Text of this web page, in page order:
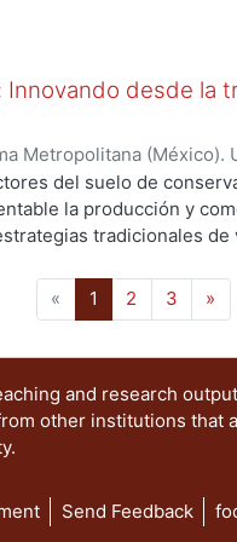
acercar al lector a la
Innovando desde la
Metropolitana (México).
,2023-10)Sánchez
del suelo de
la producción y
tradicionales
Nahual Artesanal,
personas productoras,
sociedad civil,
los mismos
y de Milpa Alta en
el proceso productivo,
construir los puentes
« 1 (current)
2 3 »
and research
other institutions that
Send Feedback